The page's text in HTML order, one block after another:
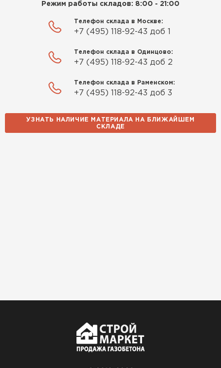
Режим работы складов: 8:00 - 21:00
Телефон склада в Москве:
+7 (495) 118-92-43 доб 1
Телефон склада в Одинцово:
+7 (495) 118-92-43 доб 2
Телефон склада в Раменском:
+7 (495) 118-92-43 доб 3
УЗНАТЬ НАЛИЧИЕ МАТЕРИАЛА НА БЛИЖАЙШЕМ
СКЛАДЕ
Утеплитель Baswool
ПЕРЕЙТИ